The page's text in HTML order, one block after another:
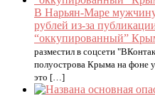
В Нарьян-Маре
рублей из-за
“оккупированный”
разместил в соцсети
полуострова Крыма на фоне
это […]